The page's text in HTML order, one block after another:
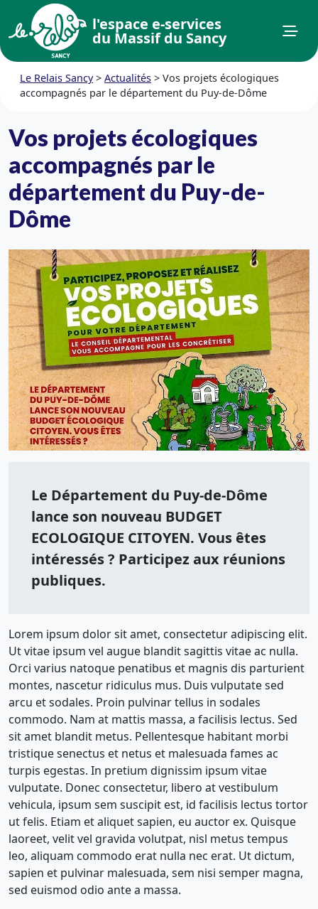
l'espace e-services
du Massif du Sancy
Le Relais Sancy> Actualités > Vos projets écologiques
accompagnés par le département du Puy-de-Dôme
Vos projets écologiques
accompagnés par le
département du Puy-de-
Dôme
Le Département du Puy-de-Dôme
lance son nouveau BUDGET
ECOLOGIQUE CITOYEN. Vous êtes
intéressés ? Participez aux réunions
publiques.
Lorem ipsum dolor sit amet, consectetur adipiscing elit.
Ut vitae ipsum vel augue blandit sagittis vitae ac nulla.
Orci varius natoque penatibus et magnis dis parturient
montes, nascetur ridiculus mus. Duis vulputate sed
arcu et sodales. Proin pulvinar tellus in sodales
commodo. Nam at mattis massa, a facilisis lectus. Sed
sit amet blandit metus. Pellentesque habitant morbi
tristique senectus et netus et malesuada fames ac
turpis egestas. In pretium dignissim ipsum vitae
vulputate. Donec consectetur, libero at vestibulum
vehicula, ipsum sem suscipit est, id facilisis lectus tortor
ut felis. Etiam et aliquet sapien, eu auctor ex. Quisque
laoreet, velit vel gravida volutpat, nisl metus tempus
leo, aliquam commodo erat nulla nec erat. Ut dictum,
sapien et pulvinar malesuada, sem nisi semper magna,
sed euismod odio ante a massa.